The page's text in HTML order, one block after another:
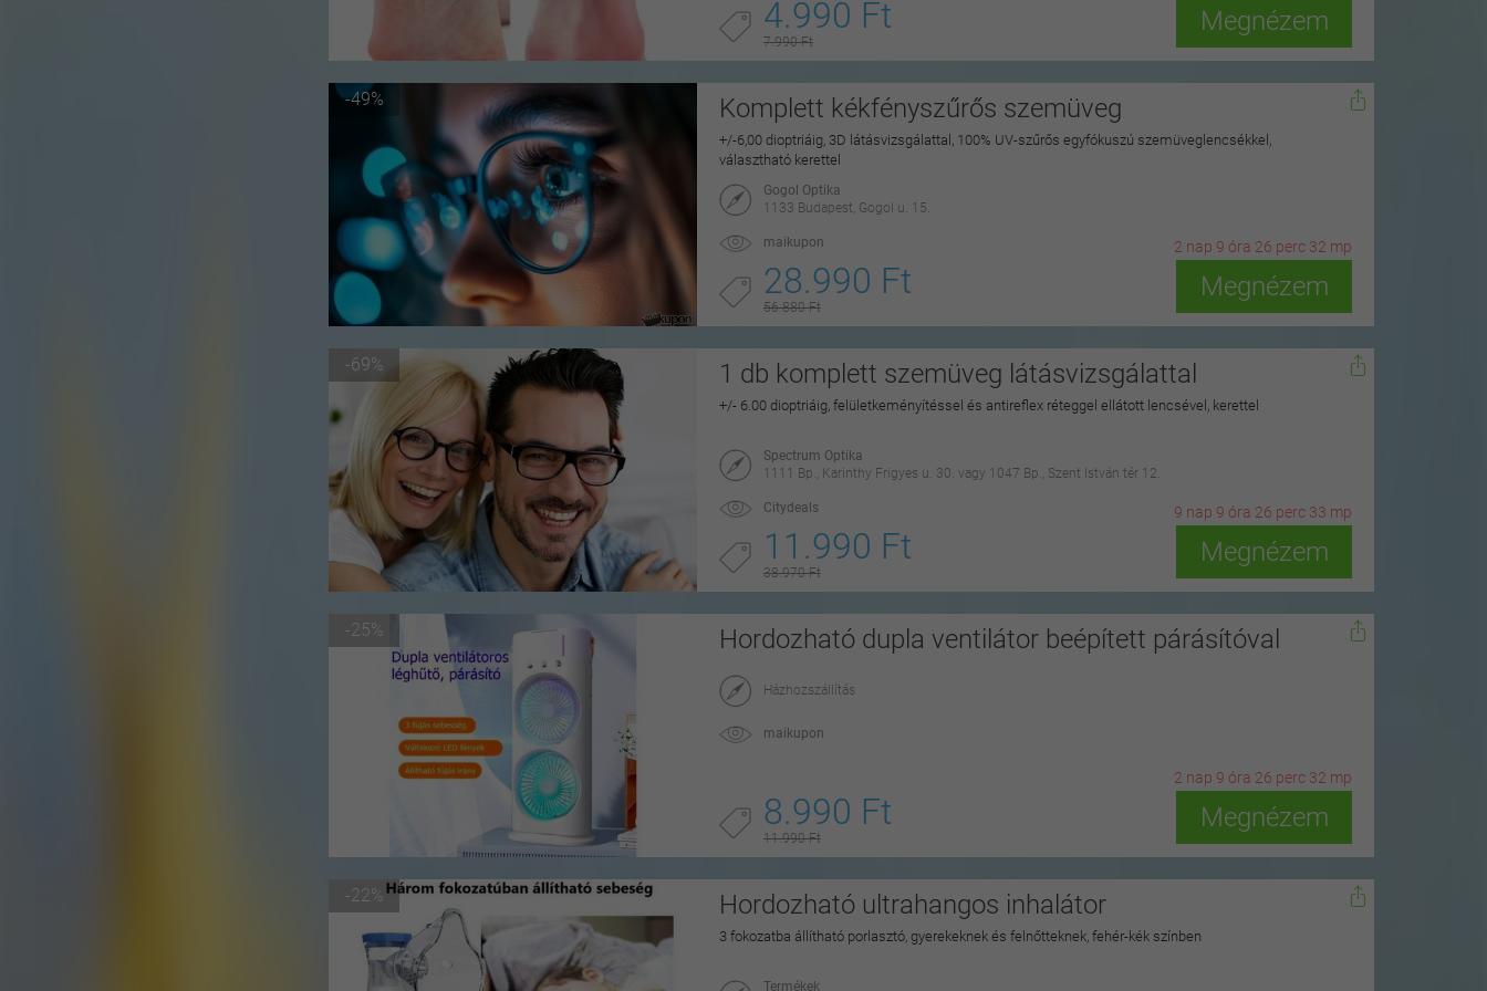
4.990 Ft
7.990 Ft
Megnézem
-49% Komplett kékfényszűrős szemüveg
+/-6,00 dioptriáig, 3D látásvizsgálattal, 100% UV-szűrős egyfókuszú szemüveglencsékkel,
választható kerettel
Gogol Optika
1133 Budapest, Gogol u. 15.
maikupon 2 nap 9 óra 26 perc 30 mp
28.990 Ft
56.880 Ft
Megnézem
-69% 1 db komplett szemüveg látásvizsgálattal
+/- 6.00 dioptriáig, felületkeményítéssel és antireflex réteggel ellátott lencsével, kerettel
Spectrum Optika
1111 Bp., Karinthy Frigyes u. 30. vagy 1047 Bp., Szent István tér 12.
Citydeals 9 nap 9 óra 26 perc 31 mp
11.990 Ft
38.970 Ft
Megnézem
-25% Hordozható dupla ventilátor beépített párásítóval
Házhozszállítás
maikupon
2 nap 9 óra 26 perc 30 mp
8.990 Ft
11.990 Ft
Megnézem
-22% Hordozható ultrahangos inhalátor
3 fokozatba állítható porlasztó, gyerekeknek és felnőtteknek, fehér-kék színben
Termékek